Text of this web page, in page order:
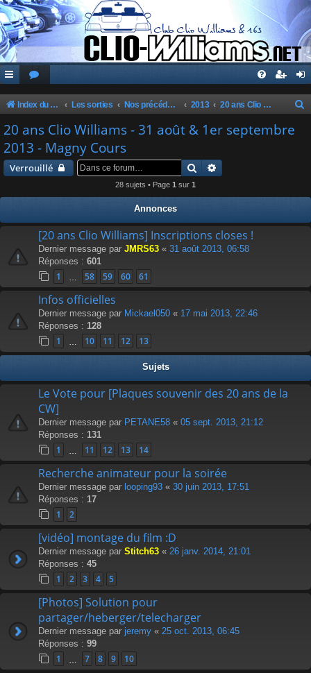
Index du forum Les sorties Nos précédentes sorties 2013 20 ans Clio Williams - 31 août & 1er septembre 2013 - Magny Cours
20 ans Clio Williams - 31 août & 1er septembre
2013 - Magny Cours
Verrouillé Rechercher
28 sujets • Page 1 sur 1
Annonces
[20 ans Clio Williams] Inscriptions closes !
Dernier message par JMRS63 « 31 août 2013, 06:58
Réponses : 601
1 58 59 60 61
Infos officielles
Dernier message par Mickael050 « 17 mai 2013, 22:46
Réponses : 128
1 10 11 12 13
Sujets
Le Vote pour [Plaques souvenir des 20 ans de la
CW]
Dernier message par PETANE58 « 05 sept. 2013, 21:12
Réponses : 131
1 11 12 13 14
Recherche animateur pour la soirée
Dernier message par looping93 « 30 juin 2013, 17:51
Réponses : 17
1 2
[vidéo] montage du film :D
Dernier message par Stitch63 « 26 janv. 2014, 21:01
Réponses : 45
1 2 3 4 5
[Photos] Solution pour
partager/heberger/telecharger
Dernier message par jeremy « 25 oct. 2013, 06:45
Réponses : 99
1 7 8 9 10